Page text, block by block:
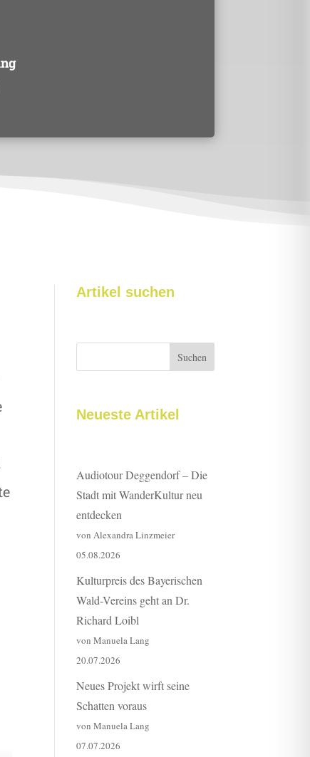
Artikel suchen
Suchen
Neueste Artikel
Audiotour Deggendorf – Die
Stadt mit WanderKultur neu
entdecken
von Alexandra Linzmeier
05.08.2026
Kulturpreis des Bayerischen
Wald-Vereins geht an Dr.
Richard Loibl
von Manuela Lang
20.07.2026
Neues Projekt wirft seine
Schatten voraus
von Manuela Lang
07.07.2026